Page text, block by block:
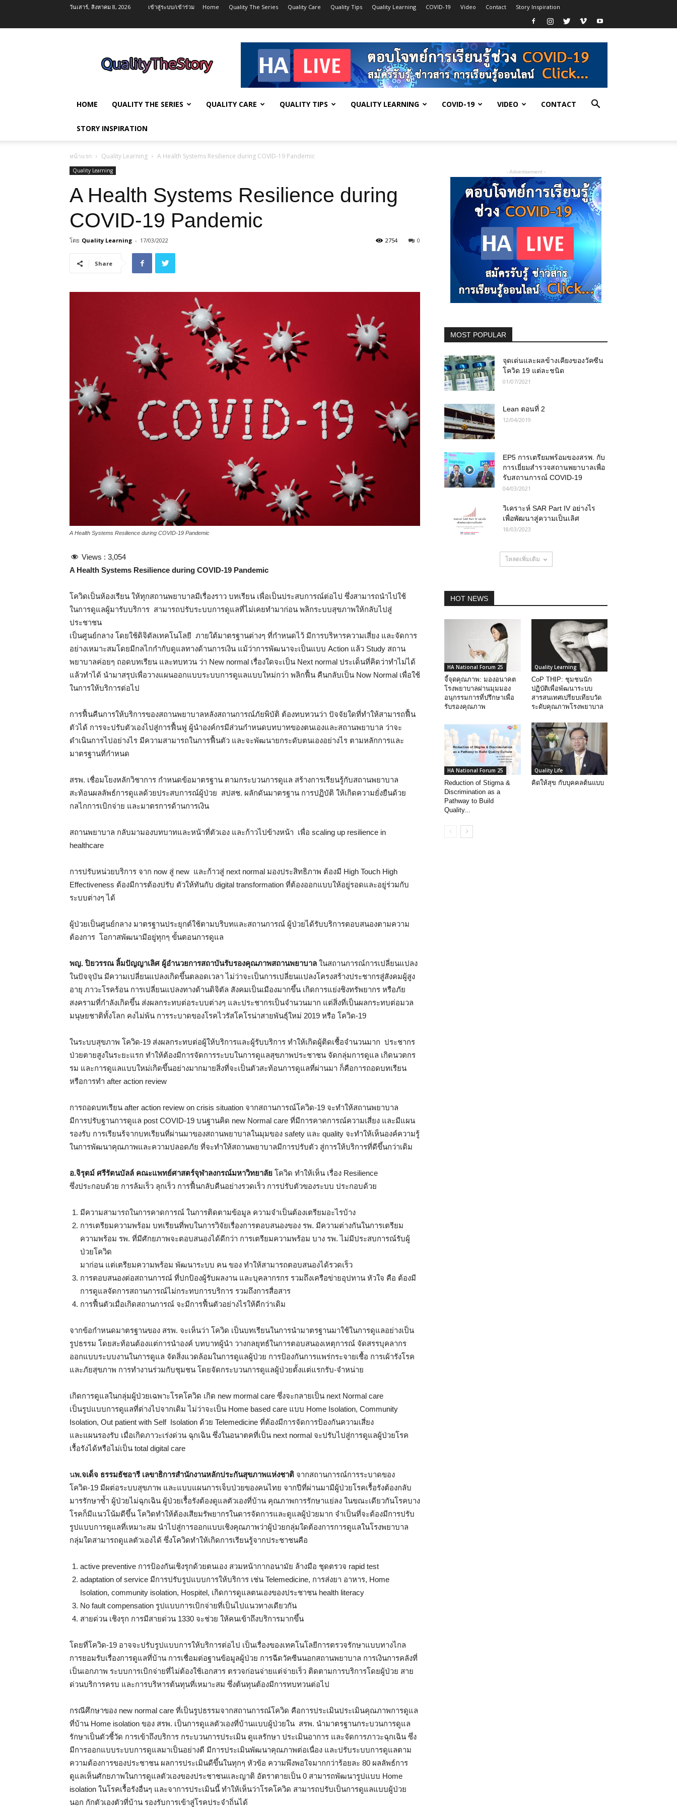
วันเสาร์, สิงหาคม 8, 2026 เข้าสู่ระบบ/เข้าร่วม Home Quality The Series Quality Care Quality Tips Quality Learning COVID-19 Video Contact Story Inspiration
HOME QUALITY THE SERIES QUALITY CARE QUALITY TIPS QUALITY LEARNING COVID-19 VIDEO CONTACT
STORY INSPIRATION
หน้าแรก Quality Learning A Health Systems Resilience during COVID-19 Pandemic
Quality Learning
A Health Systems Resilience during
COVID-19 Pandemic
โดย Quality Learning - 17/03/2022 0
2754
Share
A Health Systems Resilience during COVID-19 Pandemic
Views : 3,054
A Health Systems Resilience during COVID-19 Pandemic
โควิดเป็นห้องเรียน ให้ทุกสถานพยาบาลมีเรื่องราว บทเรียน เพื่อเป็นประสบการณ์ต่อไป ซึ่งสามารถนำไปใช้
ในการดูแลผู้มารับบริการ สามารถปรับระบบการดูแลที่ไม่เคยทำมาก่อน พลิกระบบสุขภาพให้กลับไปสู่
ประชาชน
เป็นศูนย์กลาง โดยใช้ดิจิตัลเทคโนโลยี ภายใต้มาตรฐานต่างๆ ที่กำหนดไว้ มีการบริหารความเสี่ยง และจัดการ
อย่างเหมาะสมโดยมีกลไกกำกับดูแลทางด้านการเงิน แม้ว่าการพัฒนาจะเป็นแบบ Action แล้ว Study สถาน
พยาบาลค่อยๆ ถอดบทเรียน และทบทวน ว่า New normal เรื่องใดจะเป็น Next normal ประเด็นที่คิดว่าทำไม่ได้
แล้วทำได้ นำมาสรุปเพื่อวางแผนออกแบบระบบการดูแลแบบใหม่กว่า พลิกฟื้น คืนกลับเป็น Now Normal เพื่อใช้
ในการให้บริการต่อไป
การฟื้นคืนการให้บริการของสถานพยาบาลหลังสถานการณ์ภัยพิบัติ ต้องทบทวนว่า ปัจจัยใดที่ทำให้สามารถฟื้น
ตัวได้ การจะปรับตัวเองไปสู่การฟื้นฟู ผู้นำองค์กรมีส่วนกำหนดบทบาทของตนเองและสถานพยาบาล ว่าจะ
ดำเนินการไปอย่างไร มีความสามารถในการฟื้นตัว และจะพัฒนายกระดับตนเองอย่างไร ตามหลักการและ
มาตรฐานที่กำหนด
สรพ. เชื่อมโยงหลักวิชาการ กำหนดข้อมาตรฐาน ตามกระบวนการดูแล สร้างการเรียนรู้กับสถานพยาบาล
สะท้อนผลลัพธ์การดูแลด้วยประสบการณ์ผู้ป่วย สปสช. ผลักดันมาตรฐาน การปฏิบัติ ให้เกิดความยั่งยืนด้วย
กลไกการเบิกจ่าย และมาตรการด้านการเงิน
สถานพยาบาล กลับมามองบทบาทและหน้าที่ตัวเอง และก้าวไปข้างหน้า เพื่อ scaling up resilience in
healthcare
การปรับหน่วยบริการ จาก now สู่ new และก้าวสู่ next normal มองประสิทธิภาพ ต้องมี High Touch High
Effectiveness ต้องมีการต้องปรับ ตัวให้ทันกับ digital transformation ที่ต้องออกแบบให้อยู่รอดและอยู่ร่วมกับ
ระบบต่างๆ ได้
ผู้ป่วยเป็นศูนย์กลาง มาตรฐานประยุกต์ใช้ตามบริบทและสถานการณ์ ผู้ป่วยได้รับบริการตอบสนองตามความ
ต้องการ โอกาสพัฒนามีอยู่ทุกๆ ขั้นตอนการดูแล
พญ. ปิยวรรณ ลิ้มปัญญาเลิศ ผู้อำนวยการสถาบันรับรองคุณภาพสถานพยาบาล ในสถานการณ์การเปลี่ยนแปลง
ในปัจจุบัน มีความเปลี่ยนแปลงเกิดขึ้นตลอดเวลา ไม่ว่าจะเป็นการเปลี่ยนแปลงโครงสร้างประชากรสู่สังคมผู้สูง
อายุ ภาวะโรคร้อน การเปลี่ยนแปลงทางด้านดิจิตัล สังคมเป็นเมืองมากขึ้น เกิดการแย่งชิงทรัพยากร หรือภัย
สงครามที่กำลังเกิดขึ้น ส่งผลกระทบต่อระบบต่างๆ และประชากรเป็นจำนวนมาก แต่สิ่งที่เป็นผลกระทบต่อมวล
มนุษยชาติทั้งโลก คงไม่พ้น การระบาดของโรคไวรัสโคโรน่าสายพันธุ์ใหม่ 2019 หรือ โควิด-19
ในระบบสุขภาพ โควิด-19 ส่งผลกระทบต่อผู้ให้บริการและผู้รับบริการ ทำให้เกิดผู้ติดเชื้อจำนวนมาก ประชากร
ป่วยตายสูงในระยะแรก ทำให้ต้องมีการจัดการระบบในการดูแลสุขภาพประชาชน จัดกลุ่มการดูแล เกิดนวตกร
รม และการดูแลแบบใหม่เกิดขึ้นอย่างมากมายสิ่งที่จะเป็นตัวสะท้อนการดูแลที่ผ่านมา ก็คือการถอดบทเรียน
หรือการทำ after action review
การถอดบทเรียน after action review on crisis situation จากสถานการณ์โควิด-19 จะทำให้สถานพยาบาล
มีการปรับฐานการดูแล post COVID-19 บนฐานคิด new Normal care ที่มีการคาดการณ์ความเสี่ยง และมีแผน
รองรับ การเรียนร้จากบทเรียนที่ผ่านมาของสถานพยาบาลในมุมของ safety และ quality จะทำให้เห็นองค์ความรู้
ในการพัฒนาคุณภาพและความปลอดภัย ที่จะทำให้สถานพยาบาลมีการปรับตัว สู่การให้บริการที่ดีขึ้นกว่าเดิม
อ.จิรุตม์ ศรีรัตนบัลล์ คณะแพทย์ศาสตร์จุฬาลงกรณ์มหาวิทยาลัย โควิด ทำให้เห็น เรื่อง Resilience
ซึ่งประกอบด้วย การล้มเร็ว ลุกเร็ว การฟื้นกลับคืนอย่างรวดเร็ว การปรับตัวของระบบ ประกอบด้วย
มีความสามารถในการคาดการณ์ ในการติดตามข้อมูล ความจำเป็นต้องเตรียมอะไรบ้าง
การเตรียมความพร้อม บทเรียนที่พบในการวิจัยเรื่องการตอบสนองของ รพ. มีความต่างกันในการเตรียม
ความพร้อม รพ. ที่มีศักยภาพจะตอบสนองได้ดีกว่า การเตรียมความพร้อม บาง รพ. ไม่มีประสบการณ์รับผู้
ป่วยโควิด
มาก่อน แต่เตรียมความพร้อม พัฒนาระบบ คน ของ ทำให้สามารถตอบสนองได้รวดเร็ว
การตอบสนองต่อสถานการณ์ ที่ปกป้องผู้รับผลงาน และบุคลากรกร รวมถึงเครือข่ายอุปทาน หัวใจ คือ ต้องมี
การดูแลจัดการสถานการณ์ไม่กระทบการบริการ รวมถึงการสื่อสาร
การฟื้นตัวเมื่อเกิดสถานการณ์ จะมีการฟื้นตัวอย่างไรให้ดีกว่าเดิม
จากข้อกำหนดมาตรฐานของ สรพ. จะเห็นว่า โควิด เป็นบทเรียนในการนำมาตรฐานมาใช้ในการดูแลอย่างเป็น
รูปธรรม โดยสะท้อนต้องแต่การนำองค์ บทบาทผู้นำ วางกลยุทธ์ในการตอบสนองเหตุการณ์ จัดสรรบุคลากร
ออกแบบระบบงานในการดูแล จัดสิ่งแวดล้อมในการดูแลผู้ป่วย การป้องกันการแพร่กระจายเชื้อ การเผ้ารังโรค
และภัยสุขภาพ การทำงานร่วมกับชุมชน โดยจัดกระบวนการดูแลผู้ป่วยตั้งแต่แรกรับ-จำหน่าย
เกิดการดูแลในกลุ่มผู้ป่วยเฉพาะโรคโควิด เกิด new mormal care ซึ่งจะกลายเป็น next Normal care
เป็นรูปแบบการดูแลที่ต่างไปจากเดิม ไม่ว่าจะเป็น Home based care แบบ Home Isolation, Community
Isolation, Out patient with Self Isolation ด้วย Telemedicine ที่ต้องมีการจัดการป้องกันความเสี่ยง
และแผนรองรับ เมื่อเกิดภาวะเร่งด่วน ฉุกเฉิน ซึ่งในอนาตคที่เป็น next normal จะปรับไปสู่การดูแลผู้ป่วยโรค
เรื้อรังได้หรือไม่เป็น total digital care
นพ.จเด็จ ธรรมธัชอารี เลขาธิการสำนักงานหลักประกันสุขภาพแห่งชาติ จากสถานการณ์การระบาดของ
โควิด-19 มีผต่อระบบสุขภาพ และแบบแผนการเจ็บป่วยของคนไทย จากปีที่ผ่านมามีผู้ป่วยโรคเรื้อรังต้องกลับ
มารรักษาซ้ำ ผู้ป่วยไม่ฉุกเฉิน ผู้ป่วยเรื้อรังต้องดูแลตัวเองที่บ้าน คุณภาพการรักษาแย่ลง ในขณะเดียวกันโรคบาง
โรคก็มีแนวโน้มดีขึ้น โควิดทำให้ต้องเสียมรัพยากรในดารจัดการและดูแลผู้ป่วยมาก จำเป็นที่จะต้องมีการปรับ
รูปแบบการดูแลที่เหมาะสม นำไปสู่การออกแบบเชิงคุณภาพว่าผู้ป่วยกลุ่มใดต้องการการดูแลในโรงพยาบาล
กลุ่มใดสามารถดูแลตัวเองได้ ซึ่งโควิดทำให้เกิดการเรียนรู้จากประชาชนคือ
active preventive การป้องกันเชิงรุกด้วยตนเอง สวมหน้ากากอนามัย ล้างมือ ชุดตรวจ rapid test
adaptation of service มีการปรับรูปแบบการให้บริการ เช่น Telemedicine, การส่งยา อาหาร, Home
Isolation, community isolation, Hospitel, เกิดการดูแลตนเองของประชาชน health literacy
No fault compensation รูปแบบการเบิกจ่ายที่เป็นไปแนวทางเดียวกัน
สายด่วน เชิงรุก การมีสายด่วน 1330 จะช่วย ให้คนเข้าถึงบริการมากขึ้น
โดยที่โควิด-19 อาจจะปรับรูปแบบการให้บริการต่อไป เป็นเรื่องของเทคโนโลยีการตรวจรักษาแบบทางไกล
การยอมรับเรื่องการดูแลที่บ้าน การเชื่อมต่อฐานข้อมูลผู้ป่วย การฉีดวัคซีนนอกสถานพยาบาล การเงินการคลังที่
เป็นเอกภาพ ระบบการเบิกจ่ายที่ไม่ต้องใช้เอกสาร ตรวจก่อนจ่ายแต่จ่ายเร็ว ติดตามการบริการโดยผู้ป่วย สาย
ด่วนบริการครบ และการบริหารต้นทุนที่เหมาะสม ซึ่งต้นทุนต้องมีการทบทวนต่อไป
กรณีศึกษาของ new normal care ที่เป็นรูปธรรมจากสถานการณ์โควิด คือการประเมินประเมินคุณภาพการดูแล
ที่บ้าน Home isolation ของ สรพ. เป็นการดูแลตัวเองที่บ้านแบบผู้ป่วยใน สรพ. นำมาตรฐานกระบวนการดูแล
รักษาเป็นตัวชี้วัด การเข้าถึงบริการ กระบวนการประเมิน ดูแลรักษา ประเมินอาการ และจัดการภาวะฉุกเฉิน ซึ่ง
มีการออกแบบระบบการดูแลมาเป็นอย่างดี มีการประเมินพัฒนาคุณภาพต่อเนื่อง และปรับระบบการดูแลตาม
ความต้องการของประชาชน ผลการประเมินดีขึ้นในทุกๆ หัวข้อ ความพึงพอใจมากกว่าร้อยละ 80 ผลลัพธ์การ
ดูแลเห็นศักยภาพในการดูแลตัวเองของประชาชนและญาติ อัตราตายเป็น 0 สามารถพัฒนารูปแบบ Home
isolation ในโรคเรื้อรังอื่นๆ และจาการประเมินนี้ ทำให้เห็นว่าโรคโควิด สามารถปรับเป็นการดูแลแบบผู้ป่วย
นอก กักตัวเองตัวที่บ้าน รองรับการเข้าสู่โรคประจำถิ่นได้
- Advertisement -
MOST POPULAR
จุดเด่นและผลข้างเคียงของวัคซีน
โควิด 19 แต่ละชนิด
01/07/2021
Lean ตอนที่ 2
12/04/2019
EP5 การเตรียมพร้อมของสรพ. กับ
การเยี่ยมสำรวจสถานพยาบาลเพื่อ
รับสถานการณ์ COVID-19
04/03/2021
วิเคราะห์ SAR Part IV อย่างไร
เพื่อพัฒนาสู่ความเป็นเลิศ
18/03/2023
โหลดเพิ่มเติม
HOT NEWS
HA National Forum 25
จี้จุดคุณภาพ: มองอนาคต
โรงพยาบาลผ่านมุมมอง
อนุกรรมการที่ปรึกษาเพื่อ
รับรองคุณภาพ
Quality Learning
CoP THIP: ชุมชนนัก
ปฏิบัติเพื่อพัฒนาระบบ
สารสนเทศเปรียบเทียบวัด
ระดับคุณภาพโรงพยาบาล
HA National Forum 25
Reduction of Stigma &
Discrimination as a
Pathway to Build
Quality...
Quality Life
คิดให้สุข กับบุคคลต้นแบบ